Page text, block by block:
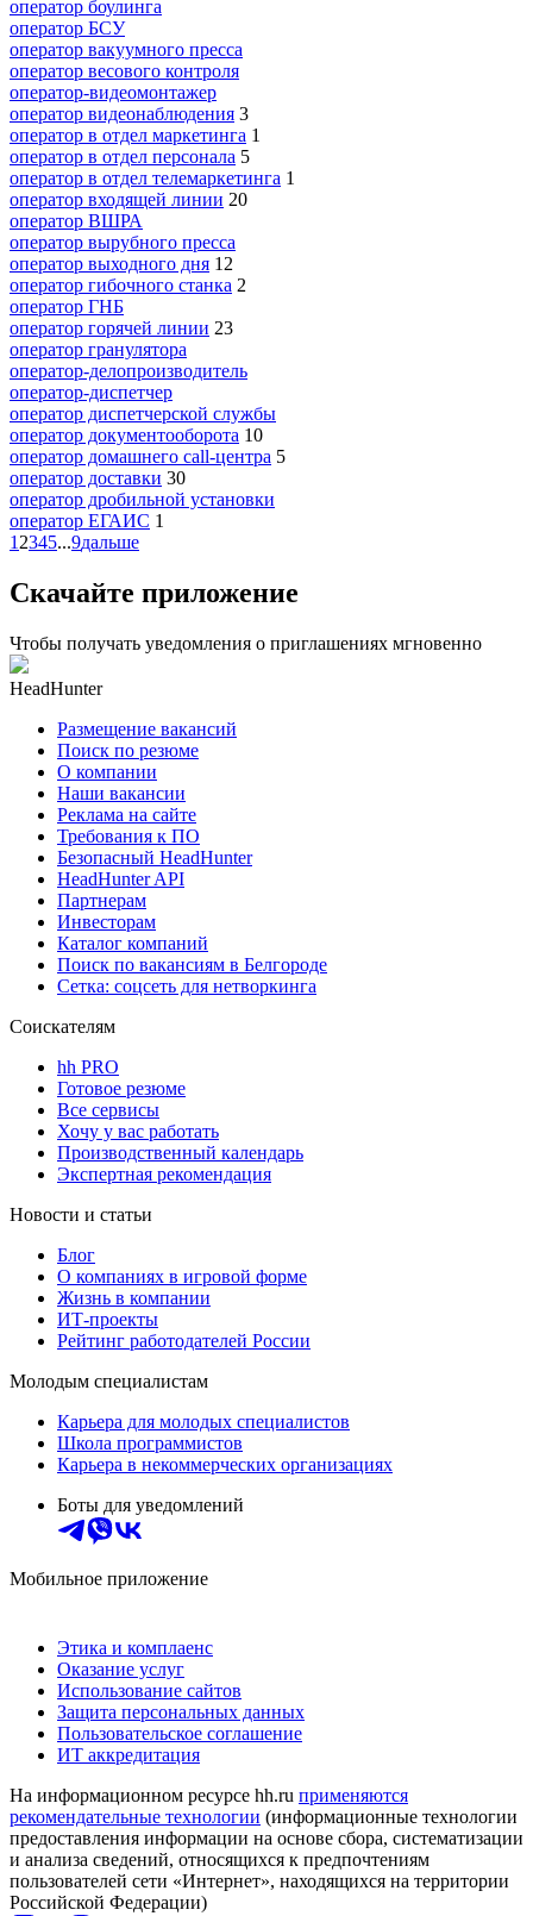
оператор боулинга
оператор БСУ
оператор вакуумного пресса
оператор весового контроля
оператор-видеомонтажер
оператор видеонаблюдения 3
оператор в отдел маркетинга 1
оператор в отдел персонала 5
оператор в отдел телемаркетинга 1
оператор входящей линии 20
оператор ВШРА
оператор вырубного пресса
оператор выходного дня 12
оператор гибочного станка 2
оператор ГНБ
оператор горячей линии 23
оператор гранулятора
оператор-делопроизводитель
оператор-диспетчер
оператор диспетчерской службы
оператор документооборота 10
оператор домашнего call-центра 5
оператор доставки 30
оператор дробильной установки
оператор ЕГАИС 1
1 2345...9дальше
Скачайте приложение
Чтобы получать уведомления о приглашениях мгновенно
HeadHunter
Размещение вакансий
Поиск по резюме
О компании
Наши вакансии
Реклама на сайте
Требования к ПО
Безопасный HeadHunter
HeadHunter API
Партнерам
Инвесторам
Каталог компаний
Поиск по вакансиям в Белгороде
Сетка: соцсеть для нетворкинга
Соискателям
hh PRO
Готовое резюме
Все сервисы
Хочу у вас работать
Производственный календарь
Экспертная рекомендация
Новости и статьи
Блог
О компаниях в игровой форме
Жизнь в компании
ИТ-проекты
Рейтинг работодателей России
Молодым специалистам
Карьера для молодых специалистов
Школа программистов
Карьера в некоммерческих организациях
Боты для уведомлений
Мобильное приложение
Этика и комплаенс
Оказание услуг
Использование сайтов
Защита персональных данных
Пользовательское соглашение
ИТ аккредитация
На информационном ресурсе hh.ru применяются
рекомендательные технологии (информационные технологии
предоставления информации на основе сбора, систематизации
и анализа сведений, относящихся к предпочтениям
пользователей сети «Интернет», находящихся на территории
Российской Федерации)